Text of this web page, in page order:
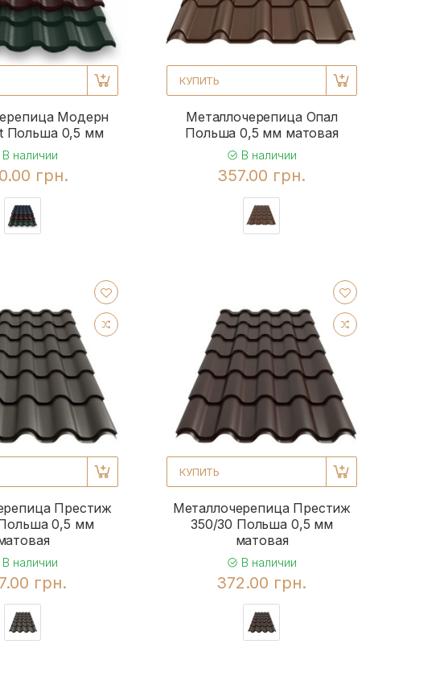
Модерн
Польша 0,5 мм
В наличии
грн.
КУПИТЬ
Металлочерепица Опал
Польша 0,5 мм матовая
В наличии
357.00 грн.
Престиж
0,5 мм
В наличии
грн.
КУПИТЬ
Металлочерепица Престиж
350/30 Польша 0,5 мм
матовая
В наличии
372.00 грн.